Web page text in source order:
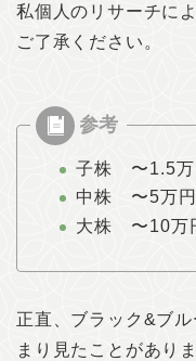
私個人のリサーチに
ご了承ください。
子株 〜1.5万
中株 〜5万円
大株 〜10万
正直、ブラック&ブ
まり見たことがありま